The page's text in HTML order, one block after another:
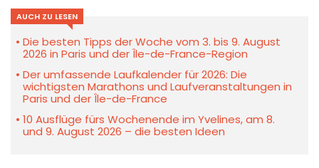
AUCH ZU LESEN
Die besten Tipps der Woche vom 3. bis 9. August
2026 in Paris und der Île-de-France-Region
Der umfassende Laufkalender für 2026: Die
wichtigsten Marathons und Laufveranstaltungen in
Paris und der Île-de-France
10 Ausflüge fürs Wochenende im Yvelines, am 8.
und 9. August 2026 – die besten Ideen